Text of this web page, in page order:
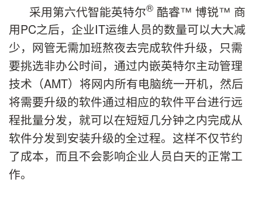
采用第六代智能英特尔® 酷睿™ 博锐™ 商
用PC之后，企业IT运维人员的数量可以大大减
少，网管无需加班熬夜去完成软件升级，只需
要挑选非办公时间，通过内嵌英特尔主动管理
技术（AMT）将网内所有电脑统一开机，然后
将需要升级的软件通过相应的软件平台进行远
程批量分发，就可以在短短几分钟之内完成从
软件分发到安装升级的全过程。这样不仅节约
了成本，而且不会影响企业人员白天的正常工
作。